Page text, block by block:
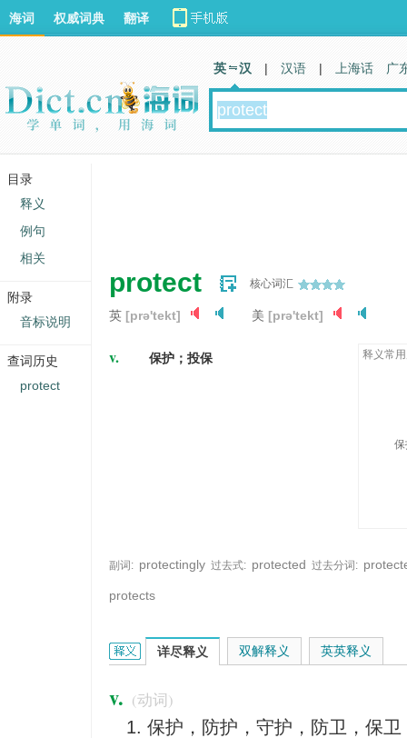
protect 核心词汇
英 [prə'tekt] 美 [prə'tekt]
v. 保护；投保 释义常
副词: protectingly 过去式: protected 过去分词:
protects
protect的英文翻译是什么意思，词典释义与在线翻
详尽释义
v. (动词)
保护，防护，守护，防卫，保卫
双解释义 英英释义
海词 权威词典 翻译
英 汉 | 汉语 | 上海话 广
目录
释义
例句
相关
附录
音标说明
查词历史
protect